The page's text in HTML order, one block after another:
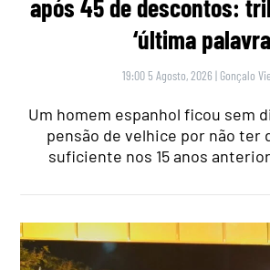
após 45 de descontos:
‘última
19:00 5 Agosto, 2026 | Gonçalo
Um homem espanhol ficou sem
pensão de velhice por não ter
suficiente nos 15 anos